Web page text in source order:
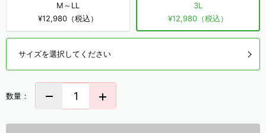
M～LL
¥12,980（税込）
3L
¥12,980（税込）
サイズを選択してください
数量：